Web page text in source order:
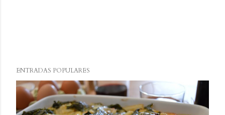
ENTRADAS POPULARES